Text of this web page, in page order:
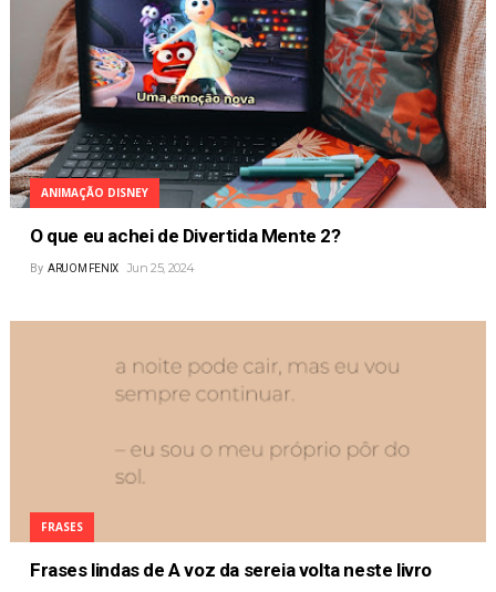
ANIMAÇÃO DISNEY
O que eu achei de Divertida Mente 2?
By ARUOM FENIX Jun 25, 2024
FRASES
Frases lindas de A voz da sereia volta neste livro